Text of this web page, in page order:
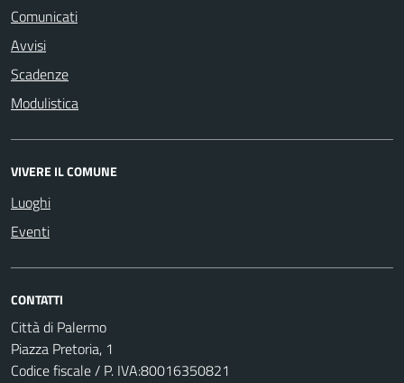
Comunicati
Avvisi
Scadenze
Modulistica
VIVERE IL COMUNE
Luoghi
Eventi
CONTATTI
Città di Palermo
Piazza Pretoria, 1
Codice fiscale / P. IVA:80016350821